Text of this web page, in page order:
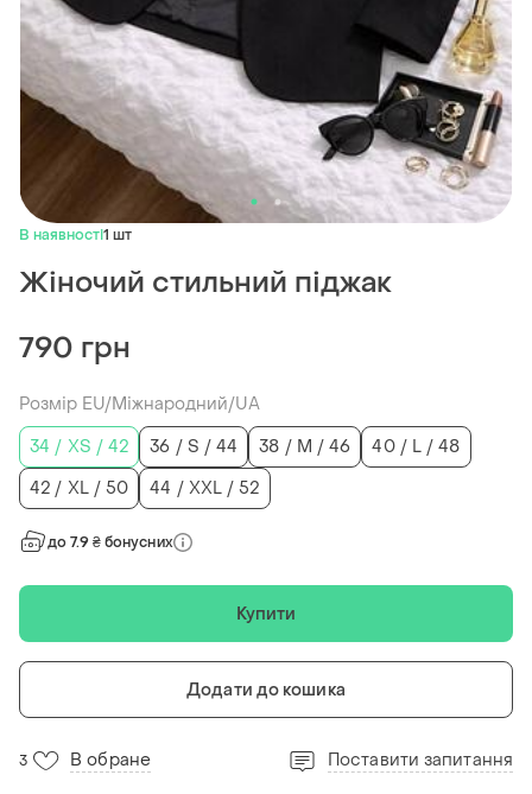
В наявності1 шт
Жіночий стильний піджак
790 грн
Розмір EU/Міжнародний/UA
34 / XS / 42
36 / S / 44 38 / M / 46
40 / L / 48
42 / XL / 50
44 / XXL / 52
до 7.9 ₴ бонусних
Купити
Додати до кошика
3 В обране Поставити запитання